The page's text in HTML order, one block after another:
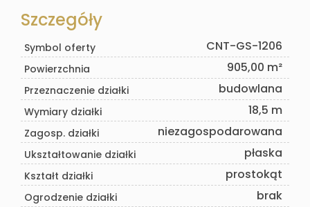
Szczegóły
Symbol oferty CNT-GS-1206
Powierzchnia 905,00 m²
Przeznaczenie działki budowlana
Wymiary działki 18,5 m
Zagosp. działki niezagospodarowana
Ukształtowanie działki płaska
Kształt działki prostokąt
Ogrodzenie działki brak